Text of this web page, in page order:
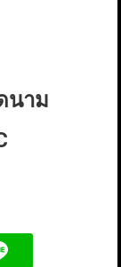
นาม